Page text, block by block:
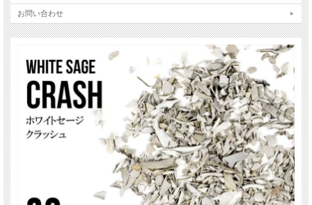
普通のセージとは違いホワイトセージは香りがとてもよく、強い浄化作用がある
と云われ、パワーストーンや、アクセサリー、空間などあらゆるものを清めるパ
ワーがあると云われています。
また、ホワイトセージは精神的ストレス、マイナスなエネルギーを浄化しますの
で、心理的な混乱が生じた場合のヒーリングにも役立つと言われています！
空間の浄化やパワーストーンの浄化にも重用される商品です。
ご注意事項
※重さは目安です。 細かな誤差が出る場合があります。
※色みに個体差があります。 また出来る限り自然な色みになるよう撮影を心がけ
ておりますが、お使いのディスプレイ環境によって表示される色みに差が出る場
合があります。 ご了承ください。
天然石 パワーストーン 海外直輸入 バイヤー厳選 プレゼント ギフト メンズ レデ
お問い合わせ